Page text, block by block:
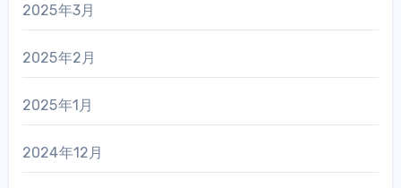
2025年3月
2025年2月
2025年1月
2024年12月